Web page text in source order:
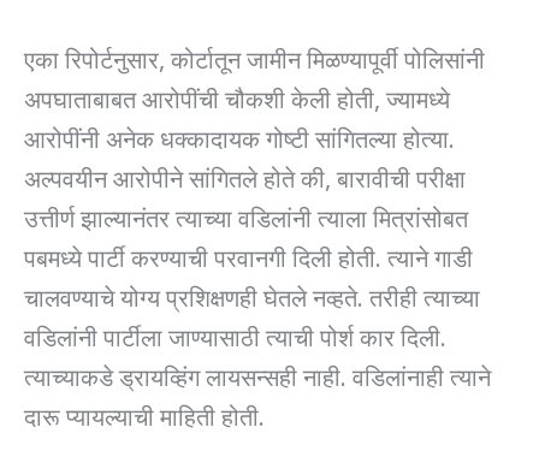
एका रिपोर्टनुसार, कोर्टातून जामीन मिळण्यापूर्वी पोलिसांनी
अपघाताबाबत आरोपींची चौकशी केली होती, ज्यामध्ये
आरोपींनी अनेक धक्कादायक गोष्टी सांगितल्या होत्या.
अल्पवयीन आरोपीने सांगितले होते की, बारावीची परीक्षा
उत्तीर्ण झाल्यानंतर त्याच्या वडिलांनी त्याला मित्रांसोबत
पबमध्ये पार्टी करण्याची परवानगी दिली होती. त्याने गाडी
चालवण्याचे योग्य प्रशिक्षणही घेतले नव्हते. तरीही त्याच्या
वडिलांनी पार्टीला जाण्यासाठी त्याची पोर्श कार दिली.
त्याच्याकडे ड्रायव्हिंग लायसन्सही नाही. वडिलांनाही त्याने
दारू प्यायल्याची माहिती होती.